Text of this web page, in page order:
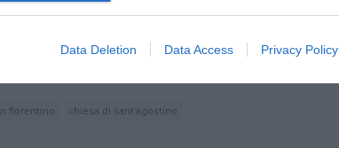
Data Deletion Data Access Privacy Policy
Lucignano
fiorentino chiesa di sant'agostino